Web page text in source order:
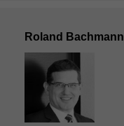
Roland Bachmann